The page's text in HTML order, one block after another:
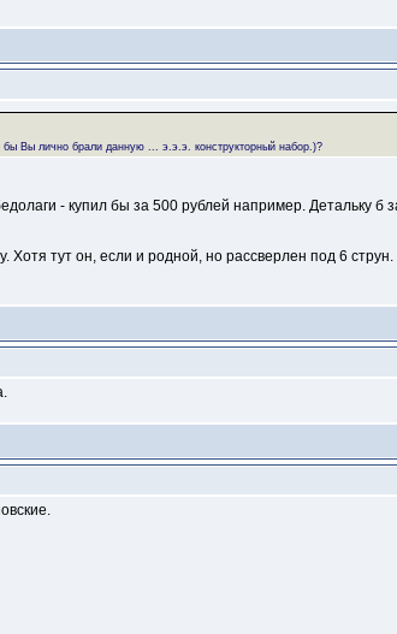
Вы лично брали данную ... э.э.э. конструкторный набор.)?
- купил бы за 500 рублей например. Детальку б
тут он, если и родной, но рассверлен под 6 струн.